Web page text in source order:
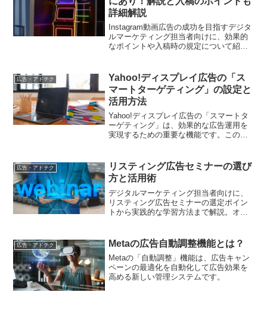
詳細解説
Instagram動画広告の成功を目指すデジタ
ルマーケティング担当者向けに、効果的
なポイントや入稿時の規定について紹介
方法を解説しています。
広告・アドテク
Yahoo!ディスプレイ広告の「ス
マートターゲティング」の設定と
活用方法
Yahoo!ディスプレイ広告の「スマートタ
ーゲティング」は、効果的な広告運用を
実現するための重要な機能です。この記
介します。
広告・アドテク
リスティング広告セミナーの選び
方と活用術
デジタルマーケティング担当者向けに、
リスティング広告セミナーの選定ポイン
トから実践的な学習方法まで解説。オン
広告・アドテク Metaの広告自動調整機能とは？
Metaの「自動調整」機能は、広告キャン
ペーンの最適化を自動化して広告効果を
高める新しい管理システムです。